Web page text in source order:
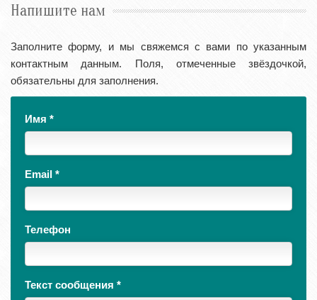
Напишите нам
Заполните форму, и мы свяжемся с вами по указанным
контактным данным. Поля, отмеченные звёздочкой,
обязательны для заполнения.
Имя *
Email *
Телефон
Текст сообщения *